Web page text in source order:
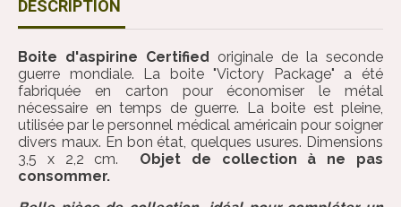
DESCRIPTION
Boite d'aspirine Certified originale de la seconde
guerre mondiale. La boite "Victory Package" a été
fabriquée en carton pour économiser le métal
nécessaire en temps de guerre. La boite est pleine,
utilisée par le personnel médical américain pour soigner
divers maux. En bon état, quelques usures. Dimensions
3,5 x 2,2 cm. Objet de collection à ne pas
consommer.